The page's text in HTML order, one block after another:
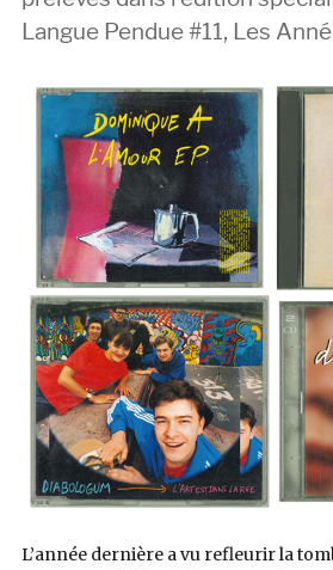
Langue Pendue #11, Les
L’année dernière a vu refleurir la